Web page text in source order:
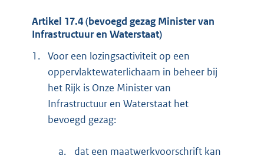
Artikel 17.4 (bevoegd gezag Minister van
Infrastructuur en Waterstaat)
1. Voor een lozingsactiviteit op een
oppervlaktewaterlichaam in beheer bij
het Rijk is Onze Minister van
Infrastructuur en Waterstaat het
bevoegd gezag:
a.
dat een maatwerkvoorschrift kan